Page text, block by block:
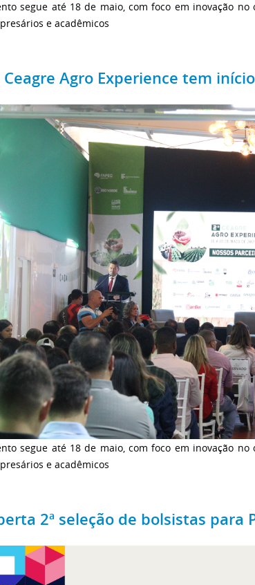
segue até 18 de maio, com foco em inovação
e acadêmicos
Ceagre Agro Experience tem
segue até 18 de maio, com foco em inovação
e acadêmicos
2ª seleção de bolsistas para